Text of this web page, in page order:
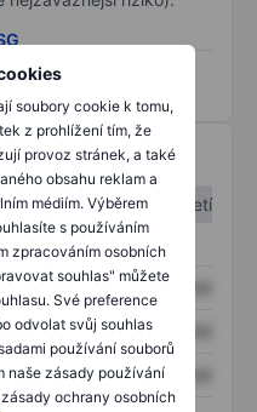
soubory cookie k tomu,
z prohlížení tím, že
provoz stránek, a také
obsahu reklam a
médiím. Výběrem
s používáním
zpracováním osobních
souhlas" můžete
Své preference
odvolat svůj souhlas
používání souborů
naše zásady používání
ochrany osobních
1. čtvrtletí
2. čtvrtletí
XXXXXXX XXXXXXX
XXXXXXX XXXXXXX
XXXXXXX XXXXXXX